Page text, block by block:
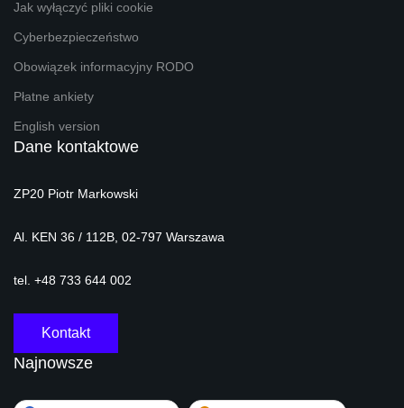
Jak wyłączyć pliki cookie
Cyberbezpieczeństwo
Obowiązek informacyjny RODO
Płatne ankiety
English version
Dane kontaktowe
ZP20 Piotr Markowski
Al. KEN 36 / 112B, 02-797 Warszawa
tel. +48 733 644 002
Kontakt
Najnowsze